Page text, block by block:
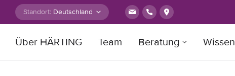
Zum Inhalt springen
Standort:
Über HÄRTING Team Beratung Wissen